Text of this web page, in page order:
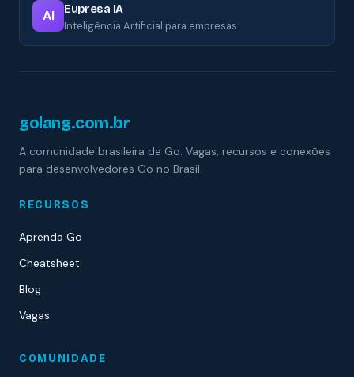
AI Eupresa IA
Inteligência Artificial para empresas
golang.com.br
A comunidade brasileira de Go. Vagas, recursos e conexões
para desenvolvedores Go no Brasil.
RECURSOS
Aprenda Go
Cheatsheet
Blog
Vagas
COMUNIDADE